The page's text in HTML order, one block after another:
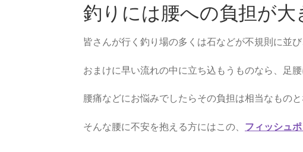
釣りには腰への負担が大
皆さんが行く釣り場の多くは石などが不規則に並び
おまけに早い流れの中に立ち込もうものなら、足
腰痛などにお悩みでしたらその負担は相当なものと
そんな腰に不安を抱える方にはこの、 フィッシュ